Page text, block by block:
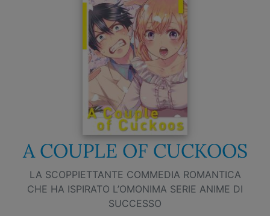
A COUPLE OF CUCKOOS
LA SCOPPIETTANTE COMMEDIA ROMANTICA
CHE HA ISPIRATO L’OMONIMA SERIE ANIME DI
SUCCESSO